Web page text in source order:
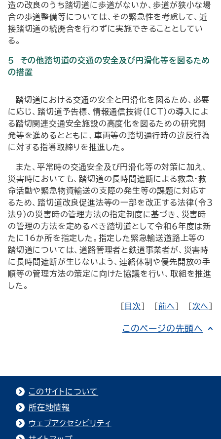
造の改良のうち踏切道に歩道がないか、歩道が狭小な場
合の歩道整備等については、その緊急性を考慮して、近
接踏切道の統廃合を行わずに実施できることとしてい
る。
５ その他踏切道の交通の安全及び円滑化等を図るため
の措置
踏切道における交通の安全と円滑化を図るため、必要
に応じ、踏切道予告標、情報通信技術（ICT）の導入によ
る踏切関連交通安全施設の高度化を図るための研究開
発等を進めるとともに、車両等の踏切通行時の違反行為
に対する指導取締りを推進した。
また、平常時の交通安全及び円滑化等の対策に加え、
災害時においても、踏切道の長時間遮断による救急・救
命活動や緊急物資輸送の支障の発生等の課題に対応す
るため、踏切道改良促進法等の一部を改正する法律（令３
法９）の災害時の管理方法の指定制度に基づき、災害時
の管理の方法を定めるべき踏切道として令和６年度は新
たに16か所を指定した。指定した緊急輸送道路上等の
踏切道については、道路管理者と鉄道事業者が、災害時
に長時間遮断が生じないよう、連絡体制や優先開放の手
順等の管理方法の策定に向けた協議を行い、取組を推進
した。
［ 目次］ ［前へ］ ［次へ］
このページの先頭へ
このサイトについて
所在地情報
ウェブアクセシビリティ